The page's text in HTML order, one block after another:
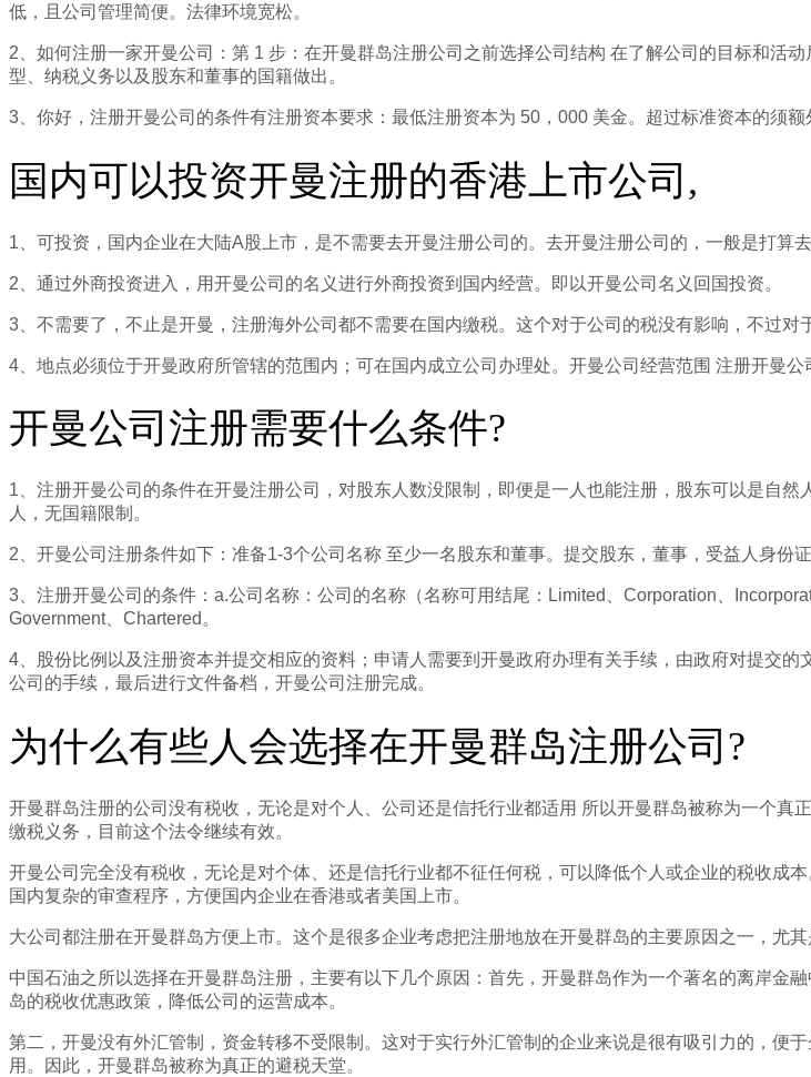
低，且公司管理简便。法律环境宽松。
2、如何注册一家开曼公司：第 1 步：在开曼群岛注册公司之前选择公司结构 在了解公司的目标和活
型、纳税义务以及股东和董事的国籍做出。
3、你好，注册开曼公司的条件有注册资本要求：最低注册资本为 50，000 美金。超过标准资本的须额
国内可以投资开曼注册的香港上市公司,
1、可投资，国内企业在大陆A股上市，是不需要去开曼注册公司的。去开曼注册公司的，一般是打算
2、通过外商投资进入，用开曼公司的名义进行外商投资到国内经营。即以开曼公司名义回国投资。
3、不需要了，不止是开曼，注册海外公司都不需要在国内缴税。这个对于公司的税没有影响，不过对
4、地点必须位于开曼政府所管辖的范围内；可在国内成立公司办理处。开曼公司经营范围 注册开曼公
开曼公司注册需要什么条件?
1、注册开曼公司的条件在开曼注册公司，对股东人数没限制，即便是一人也能注册，股东可以是自
人，无国籍限制。
2、开曼公司注册条件如下：准备1-3个公司名称 至少一名股东和董事。提交股东，董事，受益人身份
3、注册开曼公司的条件：a.公司名称：公司的名称（名称可用结尾：Limited、Corporation、
Government、Chartered。
4、股份比例以及注册资本并提交相应的资料；申请人需要到开曼政府办理有关手续，由政府对提交
公司的手续，最后进行文件备档，开曼公司注册完成。
为什么有些人会选择在开曼群岛注册公司?
开曼群岛注册的公司没有税收，无论是对个人、公司还是信托行业都适用 所以开曼群岛被称为一个
缴税义务，目前这个法令继续有效。
开曼公司完全没有税收，无论是对个体、还是信托行业都不征任何税，可以降低个人或企业的税收成
国内复杂的审查程序，方便国内企业在香港或者美国上市。
大公司都注册在开曼群岛方便上市。这个是很多企业考虑把注册地放在开曼群岛的主要原因之一，尤其
中国石油之所以选择在开曼群岛注册，主要有以下几个原因：首先，开曼群岛作为一个著名的离岸金
岛的税收优惠政策，降低公司的运营成本。
第二，开曼没有外汇管制，资金转移不受限制。这对于实行外汇管制的企业来说是很有吸引力的，便
用。因此，开曼群岛被称为真正的避税天堂。